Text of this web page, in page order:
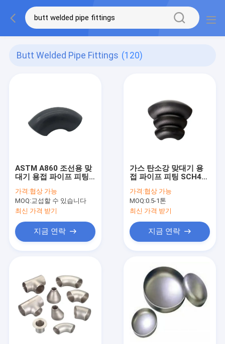
Butt Welded Pipe Fittings (120)
ASTM A860 조선용 맞
대기 용접 파이프 피팅
가격:협상 가능
MOQ:교섭할 수 있습니다
최신 가격 받기
지금 연락
가스 탄소강 맞대기 용
접 파이프 피팅 SCH40
가격:협상 가능
MOQ:0.5-1톤
최신 가격 받기
지금 연락